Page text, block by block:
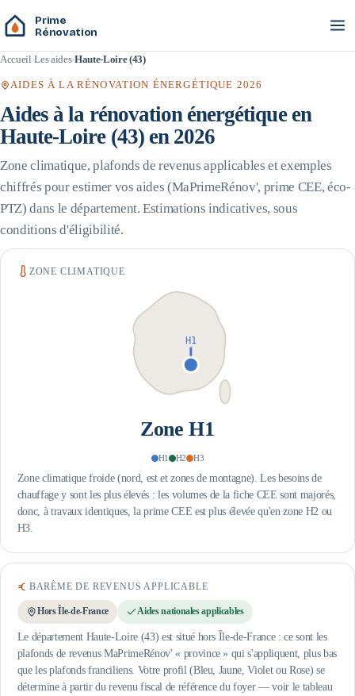
Prime
Rénovation
Accueil Les aides Haute-Loire (43)
AIDES À LA RÉNOVATION ÉNERGÉTIQUE 2026
Aides à la rénovation énergétique en
Haute-Loire(43) en 2026
Zone climatique, plafonds de revenus applicables et exemples
chiffrés pour estimer vos aides (MaPrimeRénov', prime CEE, éco-
PTZ) dans le département. Estimations indicatives, sous
conditions d'éligibilité.
ZONE CLIMATIQUE
H1
ZoneH1
H1 H2 H3
Zone climatique froide (nord, est et zones de montagne). Les besoins de
chauffage y sont les plus élevés : les volumes de la fiche CEE sont majorés,
donc, à travaux identiques, la prime CEE est plus élevée qu'en zone H2 ou
H3.
BARÈME DE REVENUS APPLICABLE
Hors Île-de-France Aides nationales applicables
Le département Haute-Loire (43) est situé hors Île-de-France : ce sont les
plafonds de revenus MaPrimeRénov' « province » qui s'appliquent, plus bas
que les plafonds franciliens. Votre profil (Bleu, Jaune, Violet ou Rose) se
détermine à partir du revenu fiscal de référence du foyer — voir le tableau